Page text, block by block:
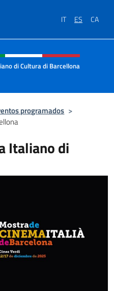
IT ES CA
web,
di Cultura di Barcellona
programados >
Italiano di